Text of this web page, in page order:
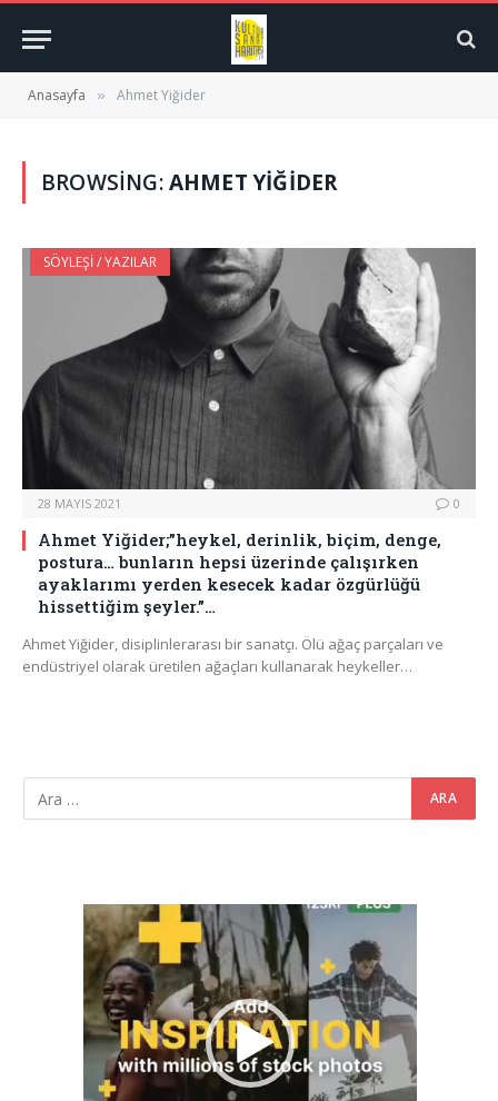
Anasayfa » Ahmet Yiğider
BROWSING:AHMET YIĞIDER
SÖYLEŞI / YAZILAR
28 MAYIS 2021 0
Ahmet Yiğider;”heykel, derinlik, biçim, denge,
postura… bunların hepsi üzerinde çalışırken
ayaklarımı yerden kesecek kadar özgürlüğü
hissettiğim şeyler.”…
Ahmet Yiğider, disiplinlerarası bir sanatçı. Ölü ağaç parçaları ve
endüstriyel olarak üretilen ağaçları kullanarak heykeller…
Video
oynatıcı